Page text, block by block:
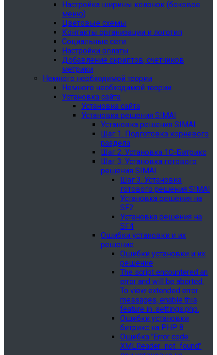
Настройка ширины колонок (боковое
меню)
Цветовые схемы
Контакты организации и логотип
Социальные сети
Настройки оплаты
Добавление скриптов, счетчиков
метрики
Немного необходимой теории
Немного необходимой теории
Установка сайта
Установка сайта
Установка решения SIMAI
Установка решения SIMAI
Шаг 1. Подготовка корневого
раздела
Шаг 2. Установка 1С-Битрикс
Шаг 3. Установка готового
решения SIMAI
Шаг 3. Установка
готового решения SIMAI
Установка решения на
SF2
Установка решения на
SF4
Ошибки установки и их
решение
Ошибки установки и их
решение
The script encountered an
error and will be aborted.
To view extended error
messages, enable this
feature in .settings.php.
Ошибки установки
битрикс на PHP 8
Ошибка "Error сode:
XMLReader_not_found"